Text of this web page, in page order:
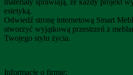
estetyką.
Odwiedź stronę internetową Smart
stworzyć wyjątkową przestrzeń z
Twojego stylu życia.
Informacje o firmie: